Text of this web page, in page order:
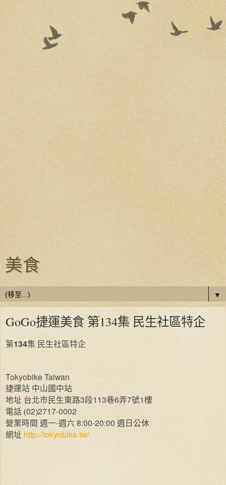
美食
▼
GoGo捷運美食 第134集 民生社區特企
第134集 民生社區特企
Tokyobike Taiwan
捷運站 中山國中站
地址 台北市民生東路3段113巷6弄7號1樓
電話 (02)2717-0002
營業時間 週一-週六 8:00-20:00 週日公休
網址 http://tokyobike.tw/